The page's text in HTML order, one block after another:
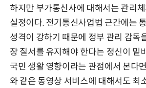
하지만 부가통신사에 대해서는 관리
실정이다. 전기통신사업법 근간에는
성격이 강하기 때문에 정부 관리 감독
장 질서를 유지해야 한다는 정신이 밑
국민 생활 영향이라는 관점에서 본다
와 같은 동영상 서비스에 대해서도 최